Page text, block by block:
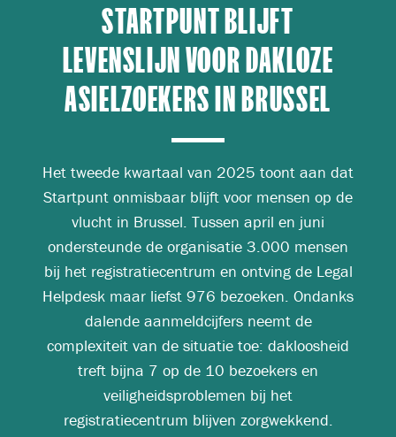
STARTPUNT BLIJFT
LEVENSLIJN VOOR DAKLOZE
ASIELZOEKERS IN BRUSSEL
Het tweede kwartaal van 2025 toont aan dat
Startpunt onmisbaar blijft voor mensen op de
vlucht in Brussel. Tussen april en juni
ondersteunde de organisatie 3.000 mensen
bij het registratiecentrum en ontving de Legal
Helpdesk maar liefst 976 bezoeken. Ondanks
dalende aanmeldcijfers neemt de
complexiteit van de situatie toe: dakloosheid
treft bijna 7 op de 10 bezoekers en
veiligheidsproblemen bij het
registratiecentrum blijven zorgwekkend.